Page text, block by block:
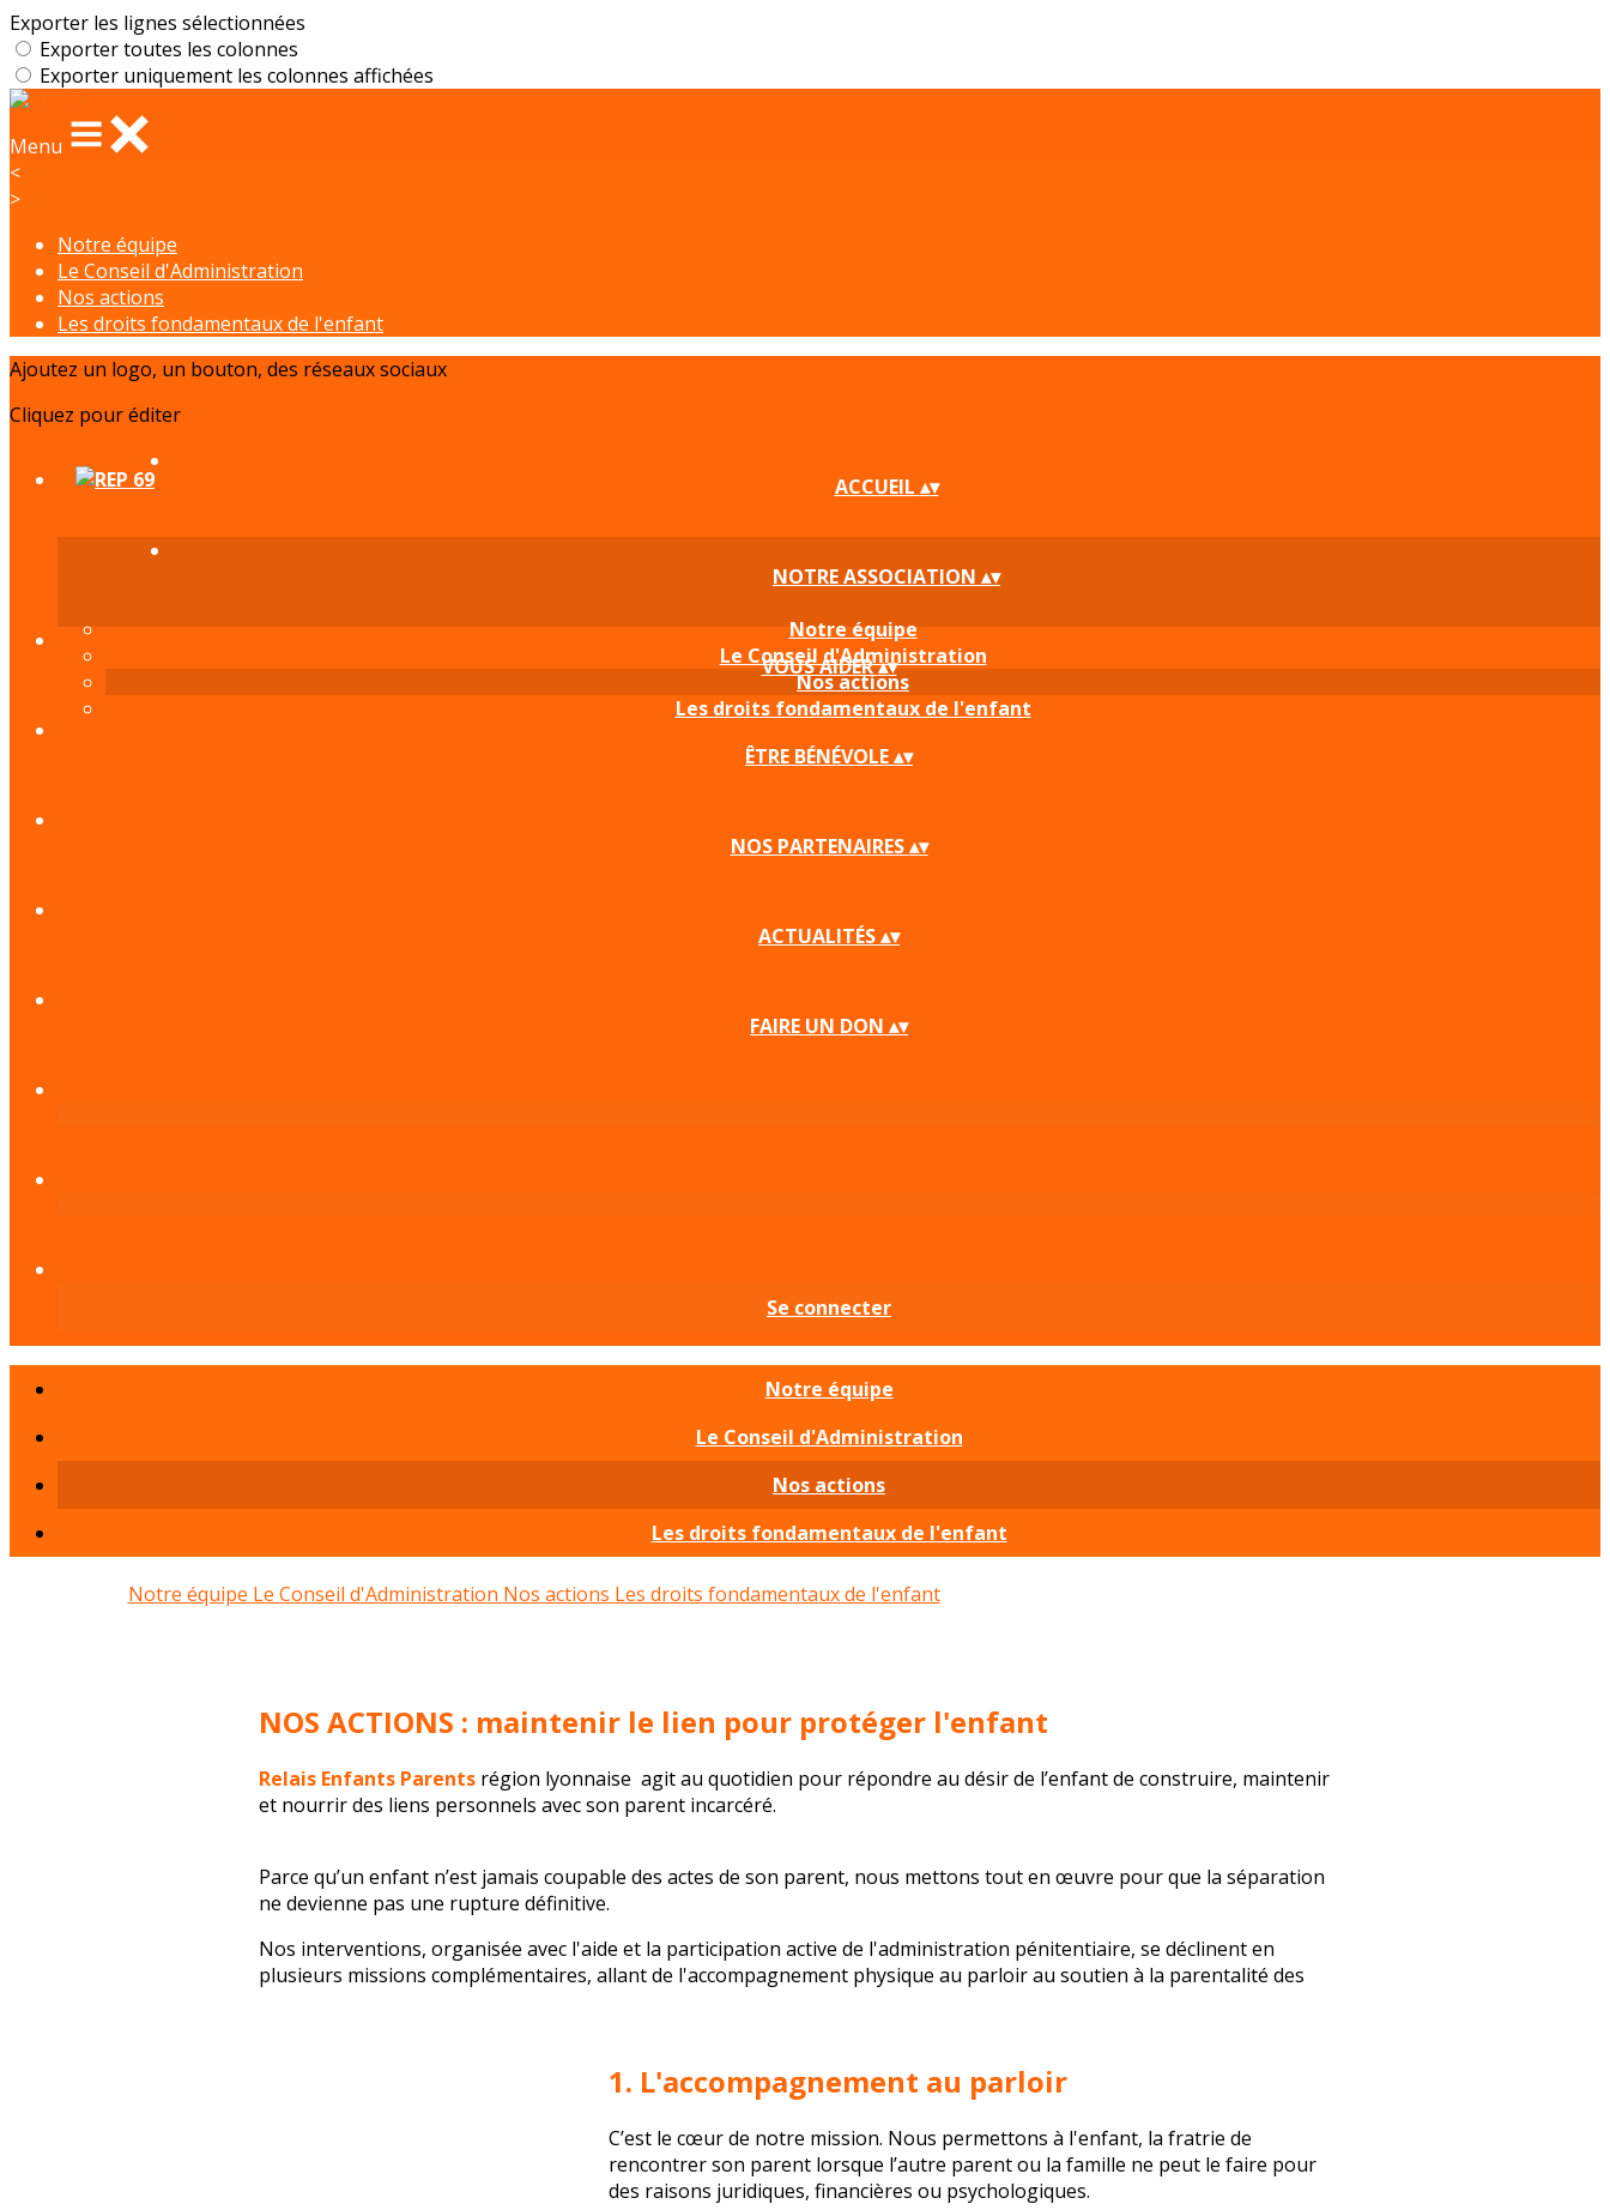
Exporter les lignes sélectionnées
Exporter toutes les colonnes
Exporter uniquement les colonnes affichées
Menu
<
>
Notre équipe
Le Conseil d'Administration
Nos actions
Les droits fondamentaux de l'enfant
Ajoutez un logo, un bouton, des réseaux sociaux
Cliquez pour éditer
ACCUEIL ▴▾
NOTRE ASSOCIATION ▴▾
Notre équipe
Le Conseil d'Administration
Nos actions
Les droits fondamentaux de l'enfant
VOUS AIDER▴▾
ÊTRE BÉNÉVOLE▴▾
NOS PARTENAIRES▴▾
ACTUALITÉS▴▾
FAIRE UN DON ▴▾
Se connecter
Notre équipe
Le Conseil d'Administration
Nos actions
Les droits fondamentaux de l'enfant
Notre équipe Le Conseil d'Administration Nos actions Les droits fondamentaux de l'enfant
NOS ACTIONS : maintenir le lien pour protéger l'enfant
Relais Enfants Parents région lyonnaise agit au quotidien pour répondre au désir de l’enfant de construire, maintenir
et nourrir des liens personnels avec son parent incarcéré.
Parce qu’un enfant n’est jamais coupable des actes de son parent, nous mettons tout en œuvre pour que la séparation
ne devienne pas une rupture définitive.
Nos interventions, organisée avec l'aide et la participation active de l'administration pénitentiaire, se déclinent en
plusieurs missions complémentaires, allant de l'accompagnement physique au parloir au soutien à la parentalité des
1. L'accompagnement au parloir
C’est le cœur de notre mission. Nous permettons à l'enfant, la fratrie de
rencontrer son parent lorsque l’autre parent ou la famille ne peut le faire pour
des raisons juridiques, financières ou psychologiques.